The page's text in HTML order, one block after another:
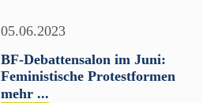
05.06.2023
BF-Debattensalon im Juni:
Feministische Protestformen
mehr ...